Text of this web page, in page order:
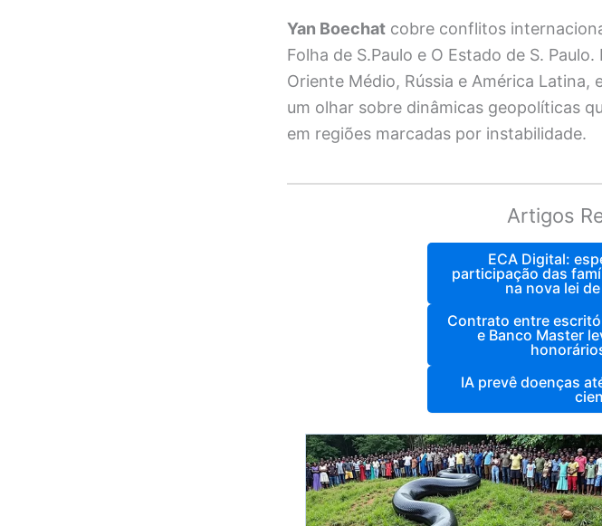
Yan Boechat cobre conflitos
Folha de S.Paulo e O Estado de S.
Oriente Médio, Rússia e América Latina,
um olhar sobre dinâmicas geopolíticas
em regiões marcadas por instabilidade.
Artigos
ECA Digital:
participação das
na nova lei
Contrato entre
e Banco Master
IA prevê doenças